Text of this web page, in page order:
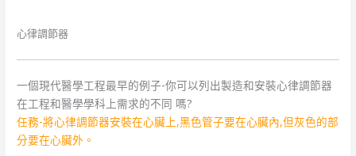
心律調節器
一個現代醫學工程最早的例子-你可以列出製造和安裝心律調節器
在工程和醫學學科上需求的不同 嗎?
任務-將心律調節器安裝在心臟上,黑色管子要在心臟內,但灰色的部
分要在心臟外。